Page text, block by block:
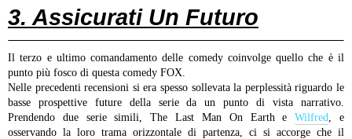
3. Assicurati Un Futuro
Il terzo e ultimo comandamento delle comedy coinvolge quello che è il
punto più fosco di questa comedy FOX.
Nelle precedenti recensioni si era spesso sollevata la perplessità riguardo le
basse prospettive future della serie da un punto di vista narrativo.
Prendendo due serie simili, The Last Man On Earth eWilfred , e
osservando la loro trama orizzontale di partenza, ci si accorge che il